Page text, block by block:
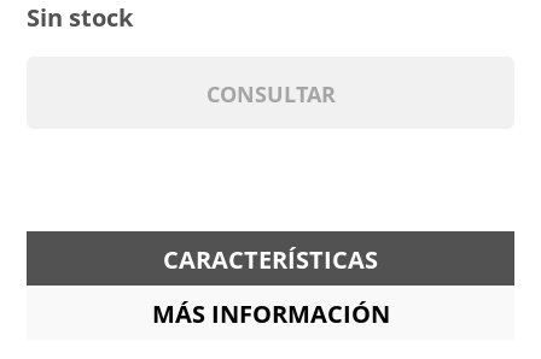
Sin stock
CONSULTAR
CARACTERÍSTICAS
MÁS INFORMACIÓN